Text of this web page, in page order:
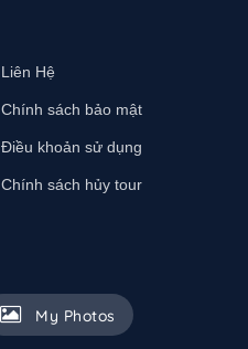
Liên Hệ
Chính sách bảo mật
Điều khoản sử dụng
Chính sách hủy tour
My Photos